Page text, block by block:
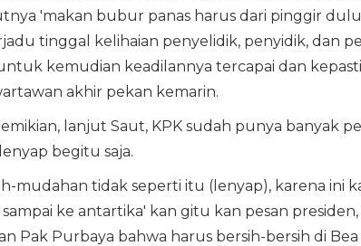
'makan bubur panas harus dari pinggir
tinggal kelihaian penyelidik, penyidik, dan
kemudian keadilannya tercapai dan
akhir pekan kemarin.
lanjut Saut, KPK sudah punya banyak
begitu saja.
mudahan tidak seperti itu (lenyap), karena ini
ke antartika' kan gitu kan pesan
Pak Purbaya bahwa harus bersih-bersih di